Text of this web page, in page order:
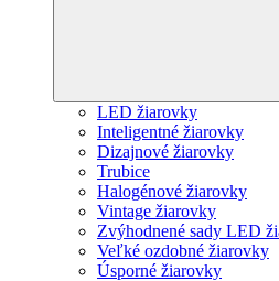
LED žiarovky
Inteligentné žiarovky
Dizajnové žiarovky
Trubice
Halogénové žiarovky
Vintage žiarovky
Zvýhodnené sady LED
Veľké ozdobné žiarovky
Úsporné žiarovky